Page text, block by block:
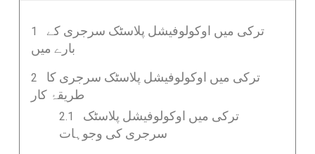
ترکی میں اوکولوفیشل پلاسٹک سرجری کے
بارے میں
ترکی میں اوکولوفیشل پلاسٹک سرجری کا
طریقۂ کار
ترکی میں اوکولوفیشل پلاسٹک
سرجری کی وجوہات